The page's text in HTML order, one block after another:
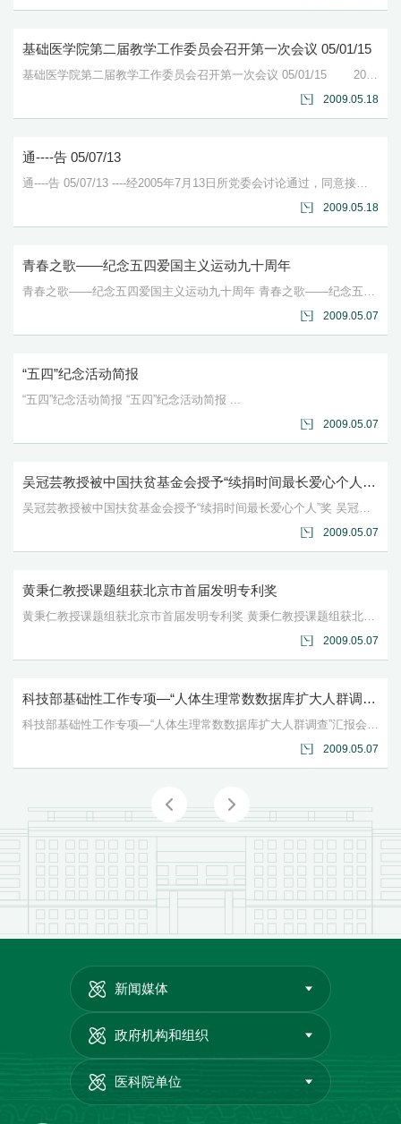
基础医学院第二届教学工作委员会召开第一次会议 05/01/15
基础医学院第二届教学工作委员会召开第一次会议 05/01/15 2004年12月28日，基础医学院新成立的第二届教学工作委员会召开了第一次会议。会议选举王恒副所院长...
2009.05.18
通----告 05/07/13
通----告 05/07/13 ----经2005年7月13日所党委会讨论通过，同意接收以下同志为中国共产党预备党员。----李洪权----预备期自2005年5月26日...
2009.05.18
青春之歌——纪念五四爱国主义运动九十周年
青春之歌——纪念五四爱国主义运动九十周年 青春之歌——纪念五四爱国主义运动九十周年 ...
2009.05.07
“五四”纪念活动简报
“五四”纪念活动简报 “五四”纪念活动简报 ...
2009.05.07
吴冠芸教授被中国扶贫基金会授予“续捐时间最长爱心个人”奖
吴冠芸教授被中国扶贫基金会授予“续捐时间最长爱心个人”奖 吴冠芸教授被中国扶贫基金会授予“续捐...
2009.05.07
黄秉仁教授课题组获北京市首届发明专利奖
黄秉仁教授课题组获北京市首届发明专利奖 黄秉仁教授课题组获北京市首届发明专利奖 ...
2009.05.07
科技部基础性工作专项—“人体生理常数数据库扩大人群调查”汇报会纪要
科技部基础性工作专项—“人体生理常数数据库扩大人群调查”汇报会纪要 科技部基础性工作专项—“人...
2009.05.07
新闻媒体
政府机构和组织
医科院单位